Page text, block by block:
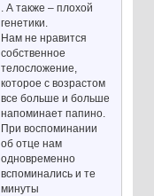
. А также – плохой
генетики.
Нам не нравится
собственное
телосложение,
которое с возрастом
все больше и больше
напоминает папино.
При воспоминании
об отце нам
одновременно
вспоминались и те
минуты